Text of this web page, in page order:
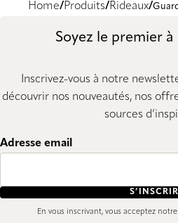
Home Produits Rideaux
Soyez le premier
Inscrivez-vous à notre
découvrir nos nouveautés, nos
sources
Adresse email
En vous inscrivant, vous acceptez notre